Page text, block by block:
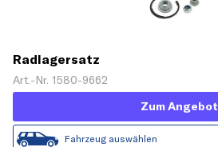
Radlagersatz
Art.-Nr. 1580-9662
Zum Angebot
Fahrzeug auswählen